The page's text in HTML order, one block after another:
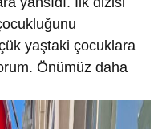
yaştaki çocuklara
Önümüz daha